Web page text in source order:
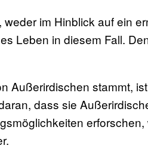
im Hinblick auf ein
Leben in diesem Fall.
Außerirdischen stammt,
dass sie